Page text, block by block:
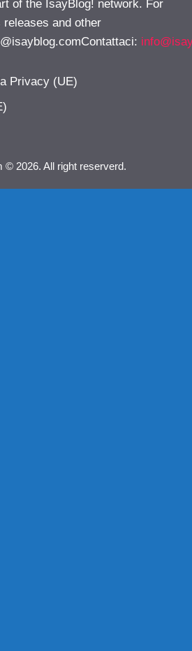
of the IsayBlog! network. For
and other
:
Privacy (UE)
© 2026. All right reserverd.